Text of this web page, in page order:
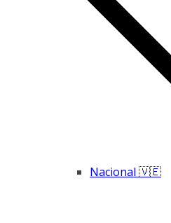
Nacional 🇻🇪